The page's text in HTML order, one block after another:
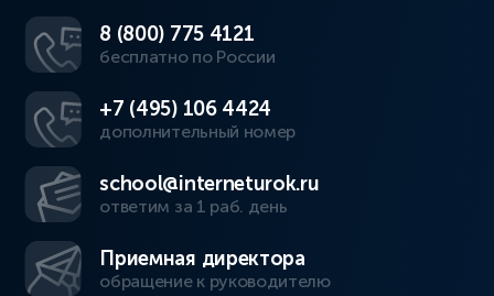
8 (800) 775 4121
бесплатно по России
+7 (495) 106 4424
дополнительный номер
school@interneturok.ru
ответим за 1 раб. день
Приемная директора
обращение к руководителю